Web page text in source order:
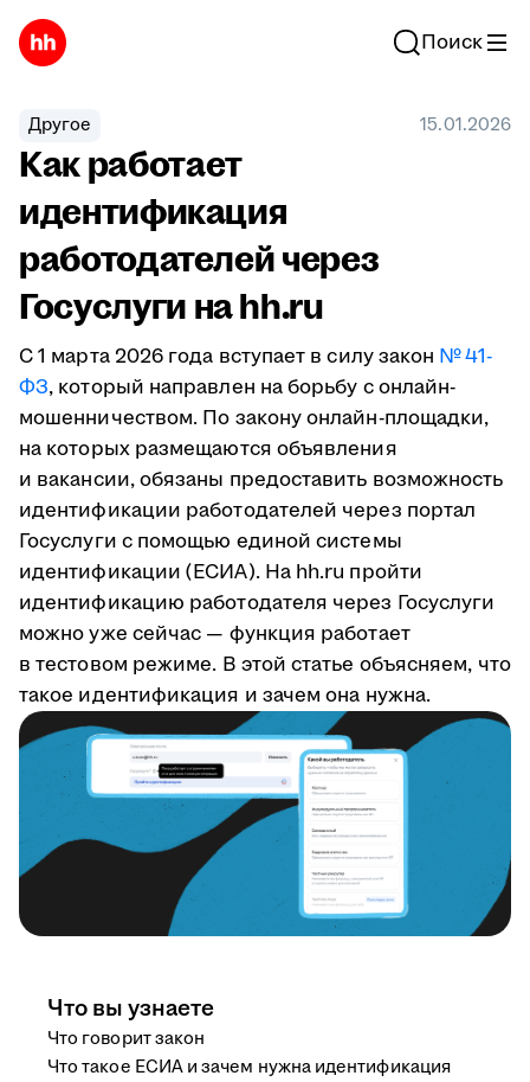
Поиск
Другое 15.01.2026
Как работает
идентификация
работодателей через
Госуслуги на hh.ru
С 1 марта 2026 года вступает в силу закон № 41-
ФЗ, который направлен на борьбу с онлайн-
мошенничеством. По закону онлайн-площадки,
на которых размещаются объявления
и вакансии, обязаны предоставить возможность
идентификации работодателей через портал
Госуслуги с помощью единой системы
идентификации (ЕСИА). На hh.ru пройти
идентификацию работодателя через Госуслуги
можно уже сейчас — функция работает
в тестовом режиме. В этой статье объясняем, что
такое идентификация и зачем она нужна.
Что вы узнаете
Что говорит закон
Что такое ЕСИА и зачем нужна идентификация